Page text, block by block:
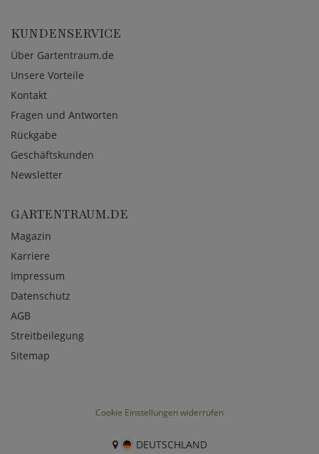
KUNDENSERVICE
Über Gartentraum.de
Unsere Vorteile
Kontakt
Fragen und Antworten
Rückgabe
Geschäftskunden
Newsletter
GARTENTRAUM.DE
Magazin
Karriere
Impressum
Datenschutz
AGB
Streitbeilegung
Sitemap
Cookie Einstellungen widerrufen
DEUTSCHLAND